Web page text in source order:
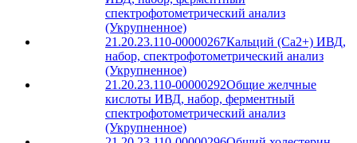
спектрофотометрический анализ
(Укрупненное)
21.20.23.110-00000267Кальций (Ca2+) ИВД,
набор, спектрофотометрический анализ
(Укрупненное)
21.20.23.110-00000292Общие желчные
кислоты ИВД, набор, ферментный
спектрофотометрический анализ
(Укрупненное)